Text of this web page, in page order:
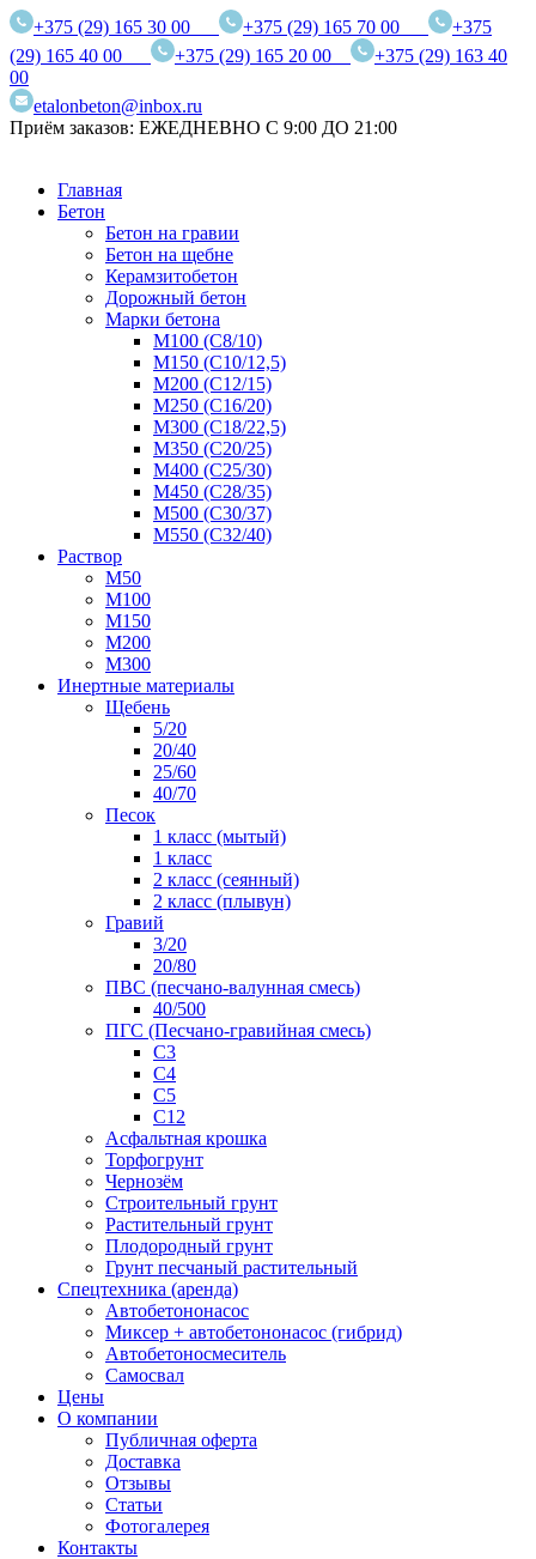
+375 (29) 165 30 00 +375 (29) 165 70 00
+375
(29) 165 40 00
+375 (29) 165 20 00
+375 (29) 163 40
00
etalonbeton@inbox.ru
Приём заказов: ЕЖЕДНЕВНО С 9:00 ДО 21:00
Главная
Бетон
Бетон на гравии
Бетон на щебне
Керамзитобетон
Дорожный бетон
Марки бетона
М100 (С8/10)
М150 (С10/12,5)
М200 (С12/15)
М250 (С16/20)
М300 (С18/22,5)
М350 (С20/25)
М400 (С25/30)
М450 (С28/35)
М500 (С30/37)
М550 (С32/40)
Раствор
М50
М100
М150
М200
М300
Инертные материалы
Щебень
5/20
20/40
25/60
40/70
Песок
1 класс (мытый)
1 класс
2 класс (сеянный)
2 класс (плывун)
Гравий
3/20
20/80
ПВС (песчано-валунная смесь)
40/500
ПГС (Песчано-гравийная смесь)
С3
С4
С5
С12
Асфальтная крошка
Торфогрунт
Чернозём
Строительный грунт
Растительный грунт
Плодородный грунт
Грунт песчаный растительный
Спецтехника (аренда)
Автобетононасос
Миксер + автобетононасос (гибрид)
Автобетоносмеситель
Самосвал
Цены
О компании
Публичная оферта
Доставка
Отзывы
Статьи
Фотогалерея
Контакты